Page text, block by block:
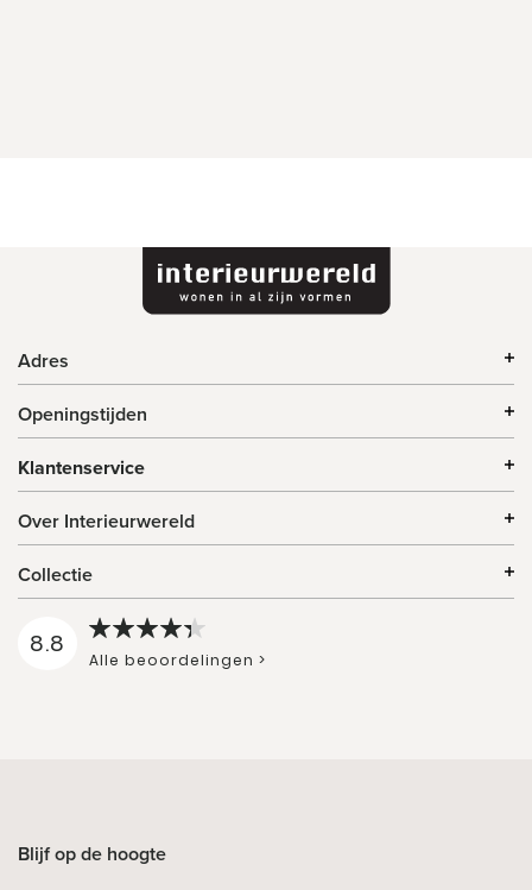
Adres
Openingstijden
Klantenservice
Over Interieurwereld
Collectie
8.8
Alle beoordelingen >
Blijf op de hoogte